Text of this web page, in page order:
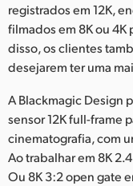
registrados em 12K,
filmados em 8K ou 4K
disso, os clientes
desejarem ter uma
A Blackmagic Design
sensor 12K full-frame
cinematografia, com
Ao trabalhar em 8K
Ou 8K 3:2 open gate